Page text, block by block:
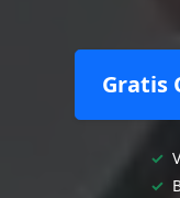
Gratis
✓
✓